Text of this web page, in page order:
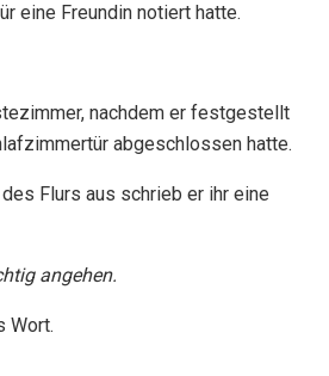
eine Freundin notiert hatte.
nachdem er festgestellt
abgeschlossen hatte.
Flurs aus schrieb er ihr eine
angehen.
Wort.